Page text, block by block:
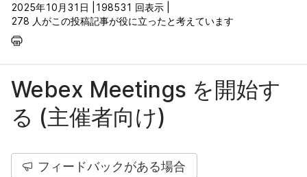
2025年10月31日 |
198531 回表示 |
278 人がこの投稿記事が役に立ったと考えています
Webex Meetings を開始す
る (主催者向け)
フィードバックがある場合